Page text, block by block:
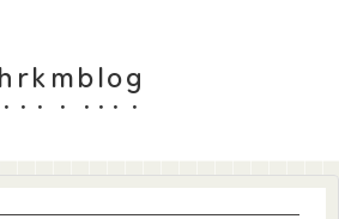
hrkmblog